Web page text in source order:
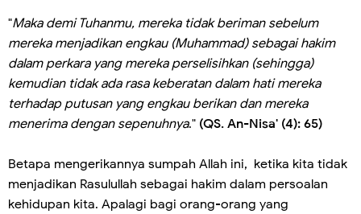
"Maka demi Tuhanmu, mereka tidak beriman sebelum
mereka menjadikan engkau (Muhammad) sebagai hakim
dalam perkara yang mereka perselisihkan (sehingga)
kemudian tidak ada rasa keberatan dalam hati mereka
terhadap putusan yang engkau berikan dan mereka
menerima dengan sepenuhnya." (QS. An-Nisa' (4): 65)
Betapa mengerikannya sumpah Allah ini, ketika kita tidak
menjadikan Rasulullah sebagai hakim dalam persoalan
kehidupan kita. Apalagi bagi orang-orang yang